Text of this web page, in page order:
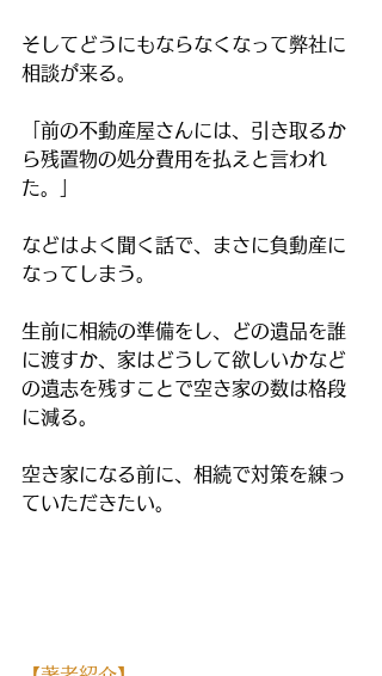
そしてどうにもならなくなって弊社に
相談が来る。
「前の不動産屋さんには、引き取るか
ら残置物の処分費用を払えと言われ
た。」
などはよく聞く話で、まさに負動産に
なってしまう。
生前に相続の準備をし、どの遺品を誰
に渡すか、家はどうして欲しいかなど
の遺志を残すことで空き家の数は格段
に減る。
空き家になる前に、相続で対策を練っ
ていただきたい。